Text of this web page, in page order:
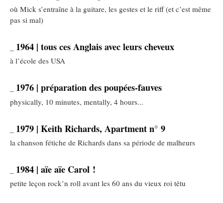
où Mick s’entraîne à la guitare, les gestes et le riff (et c’est même
pas si mal)
1964 | tous ces Anglais avec leurs cheveux
à l’école des USA
1976 | préparation des poupées-fauves
physically, 10 minutes, mentally, 4 hours...
1979 | Keith Richards, Apartment n° 9
la chanson fétiche de Richards dans sa période de malheurs
1984 | aïe aïe Carol !
petite leçon rock’n roll avant les 60 ans du vieux roi têtu